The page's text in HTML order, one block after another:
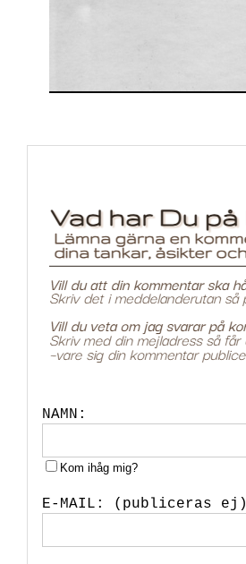
NAMN:
Kom ihåg mig?
E-MAIL: (publiceras ej)